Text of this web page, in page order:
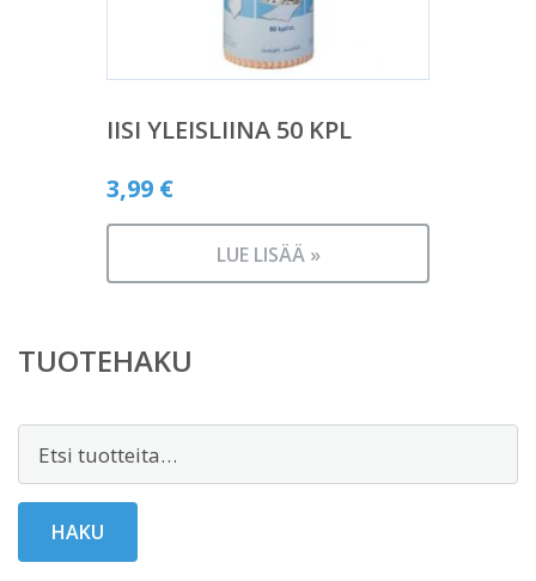
IISI YLEISLIINA 50 KPL
3,99 €
LUE LISÄÄ »
TUOTEHAKU
HAKU